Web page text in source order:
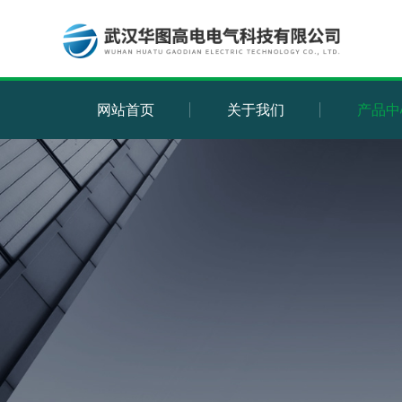
网站首页 关于我们 产品